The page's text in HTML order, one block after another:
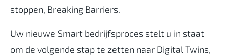
stoppen, Breaking Barriers.
Uw nieuwe Smart bedrijfsproces stelt u in staat
om de volgende stap te zetten naar Digital Twins,